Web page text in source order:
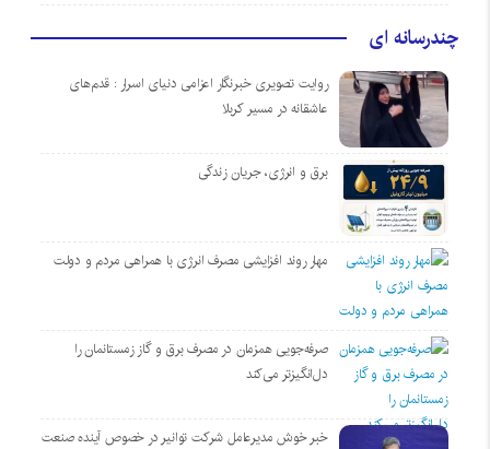
چندرسانه ای
روایت تصویری خبرنگار اعزامی دنیای اسرار : قدم‌های
عاشقانه در مسیر کربلا
برق و انرژی، جریان زندگی
مهار روند افزایشی مصرف انرژی با همراهی مردم و دولت
صرفه‌جویی همزمان در مصرف برق و گاز زمستانمان را
دل‌انگیزتر می‌کند
خبر خوش مدیرعامل شرکت توانیر در خصوص آینده صنعت